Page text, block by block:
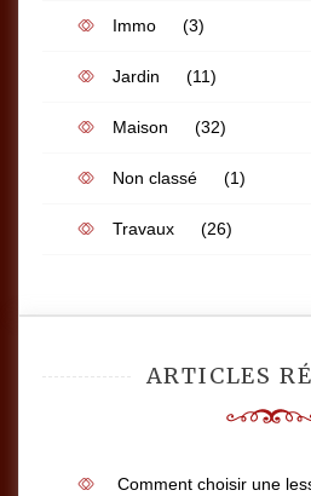
Immo (3)
Jardin (11)
Maison (32)
Non classé (1)
Travaux (26)
ARTICLES
Comment choisir une